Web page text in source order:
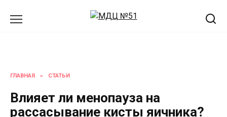
ГЛАВНАЯ » СТАТЬИ
Влияет ли менопауза на
рассасывание кисты яичника?